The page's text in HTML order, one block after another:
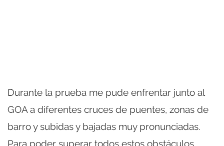
Durante la prueba me pude enfrentar junto al
GOA a diferentes cruces de puentes, zonas de
barro y subidas y bajadas muy pronunciadas.
Para poder superar todos estos obstáculos,